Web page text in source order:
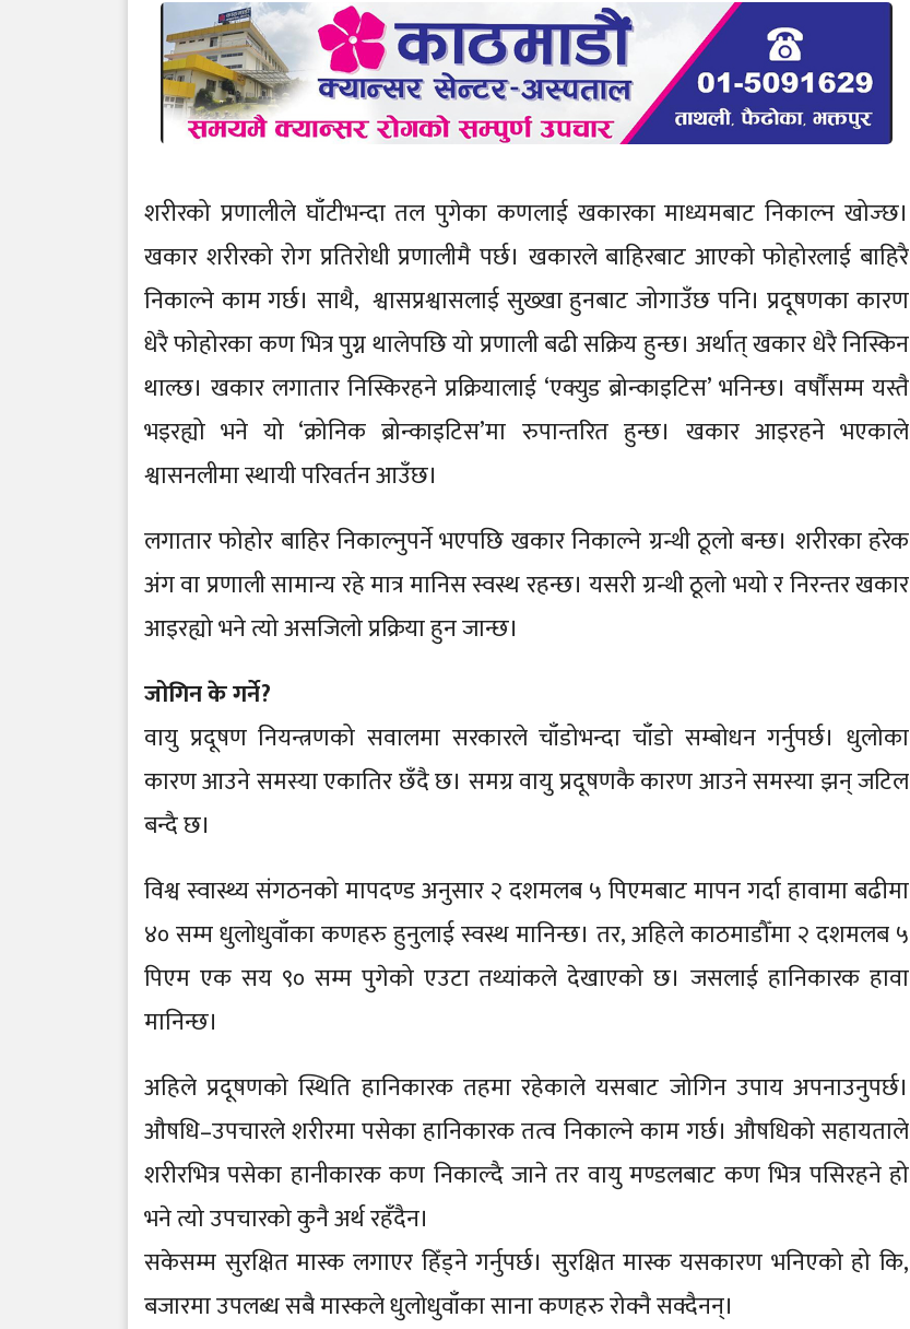
शरीरको प्रणालीले घाँटीभन्दा तल पुगेका कणलाई खकारका माध्यमबाट निकाल्न खोज्छ।
खकार शरीरको रोग प्रतिरोधी प्रणालीमै पर्छ। खकारले बाहिरबाट आएको फोहोरलाई बाहिरै
निकाल्ने काम गर्छ। साथै, श्वासप्रश्वासलाई सुख्खा हुनबाट जोगाउँछ पनि। प्रदूषणका कारण
धेरै फोहोरका कण भित्र पुग्न थालेपछि यो प्रणाली बढी सक्रिय हुन्छ। अर्थात् खकार धेरै निस्किन
थाल्छ। खकार लगातार निस्किरहने प्रक्रियालाई ‘एक्युड ब्रोन्काइटिस’ भनिन्छ। वर्षाैंसम्म यस्तै
भइरह्यो भने यो ‘क्रोनिक ब्रोन्काइटिस’मा रुपान्तरित हुन्छ। खकार आइरहने भएकाले
श्वासनलीमा स्थायी परिवर्तन आउँछ।
लगातार फोहोर बाहिर निकाल्नुपर्ने भएपछि खकार निकाल्ने ग्रन्थी ठूलो बन्छ। शरीरका हरेक
अंग वा प्रणाली सामान्य रहे मात्र मानिस स्वस्थ रहन्छ। यसरी ग्रन्थी ठूलो भयो र निरन्तर खकार
आइरह्यो भने त्यो असजिलो प्रक्रिया हुन जान्छ।
जोगिन के गर्ने?
वायु प्रदूषण नियन्त्रणको सवालमा सरकारले चाँडोभन्दा चाँडो सम्बोधन गर्नुपर्छ। धुलोका
कारण आउने समस्या एकातिर छँदै छ। समग्र वायु प्रदूषणकै कारण आउने समस्या झन् जटिल
बन्दै छ।
विश्व स्वास्थ्य संगठनको मापदण्ड अनुसार २ दशमलब ५ पिएमबाट मापन गर्दा हावामा बढीमा
४० सम्म धुलोधुवाँका कणहरु हुनुलाई स्वस्थ मानिन्छ। तर, अहिले काठमाडौँमा २ दशमलब ५
पिएम एक सय ९० सम्म पुगेको एउटा तथ्यांकले देखाएको छ। जसलाई हानिकारक हावा
मानिन्छ।
अहिले प्रदूषणको स्थिति हानिकारक तहमा रहेकाले यसबाट जोगिन उपाय अपनाउनुपर्छ।
औषधि–उपचारले शरीरमा पसेका हानिकारक तत्व निकाल्ने काम गर्छ। औषधिको सहायताले
शरीरभित्र पसेका हानीकारक कण निकाल्दै जाने तर वायु मण्डलबाट कण भित्र पसिरहने हो
भने त्यो उपचारको कुनै अर्थ रहँदैन।
सकेसम्म सुरक्षित मास्क लगाएर हिँड्ने गर्नुपर्छ। सुरक्षित मास्क यसकारण भनिएको हो कि,
बजारमा उपलब्ध सबै मास्कले धुलोधुवाँका साना कणहरु रोक्नै सक्दैनन्।